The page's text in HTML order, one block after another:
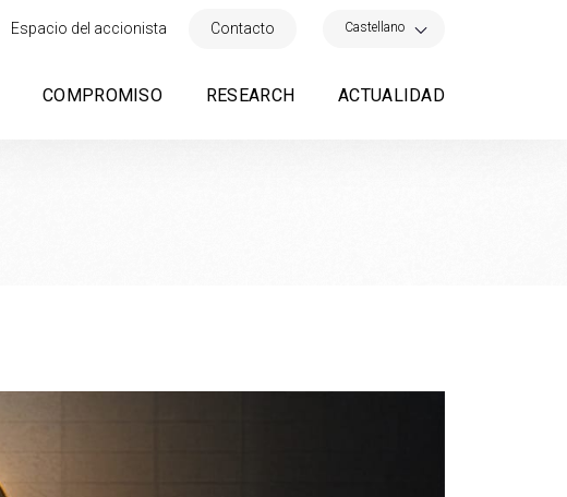
Espacio del accionista Contacto Castellano
COMPROMISO RESEARCH ACTUALIDAD